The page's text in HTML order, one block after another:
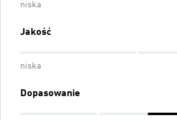
niska
Jakość
niska
Dopasowanie